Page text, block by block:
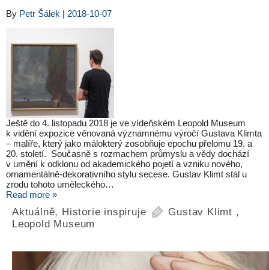
By Petr Šálek | 2018-10-07
Ještě do 4. listopadu 2018 je ve vídeňském Leopold Museum
k vidění expozice věnovaná významnému výročí Gustava Klimta
– malíře, který jako málokterý zosobňuje epochu přelomu 19. a
20. století. Současně s rozmachem průmyslu a vědy dochází
v umění k odklonu od akademického pojetí a vzniku nového,
ornamentálně-dekorativního stylu secese. Gustav Klimt stál u
zrodu tohoto uměleckého…
Read more »
Aktuálně, Historie inspiruje Gustav Klimt ,
Leopold Museum